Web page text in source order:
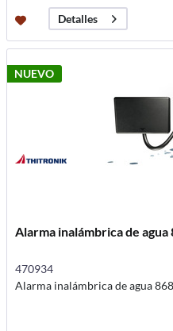
Detalles
NUEVO
Alarma inalámbrica de agua
470934
Alarma inalámbrica de agua 868